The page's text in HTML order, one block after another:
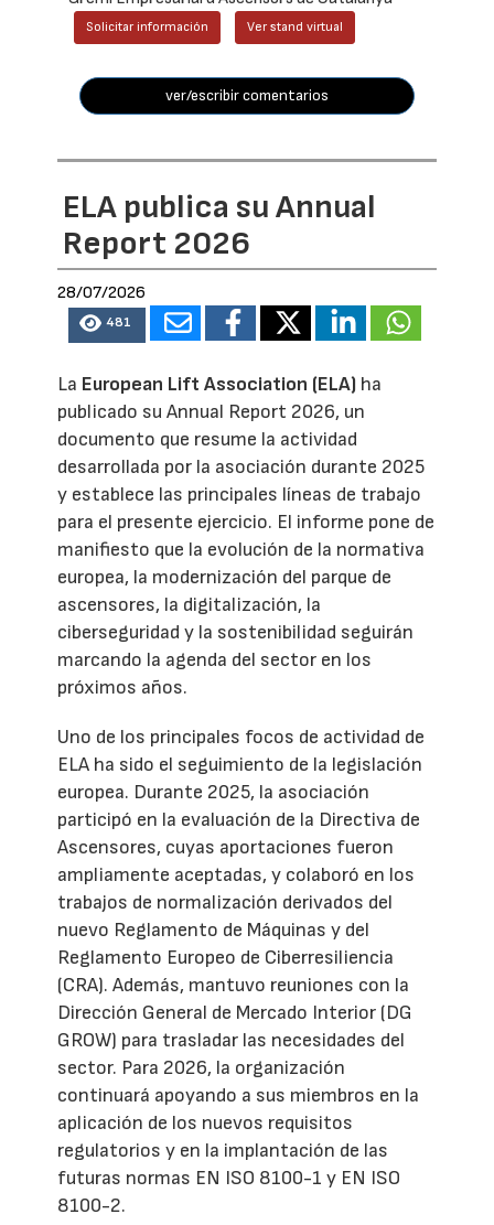
Solicitar información Ver stand virtual
ver/escribir comentarios
ELA publica su Annual
Report 2026
28/07/2026
481
La European Lift Association (ELA) ha
publicado su Annual Report 2026, un
documento que resume la actividad
desarrollada por la asociación durante 2025
y establece las principales líneas de trabajo
para el presente ejercicio. El informe pone de
manifiesto que la evolución de la normativa
europea, la modernización del parque de
ascensores, la digitalización, la
ciberseguridad y la sostenibilidad seguirán
marcando la agenda del sector en los
próximos años.
Uno de los principales focos de actividad de
ELA ha sido el seguimiento de la legislación
europea. Durante 2025, la asociación
participó en la evaluación de la Directiva de
Ascensores, cuyas aportaciones fueron
ampliamente aceptadas, y colaboró en los
trabajos de normalización derivados del
nuevo Reglamento de Máquinas y del
Reglamento Europeo de Ciberresiliencia
(CRA). Además, mantuvo reuniones con la
Dirección General de Mercado Interior (DG
GROW) para trasladar las necesidades del
sector. Para 2026, la organización
continuará apoyando a sus miembros en la
aplicación de los nuevos requisitos
regulatorios y en la implantación de las
futuras normas EN ISO 8100-1 y EN ISO
8100-2.